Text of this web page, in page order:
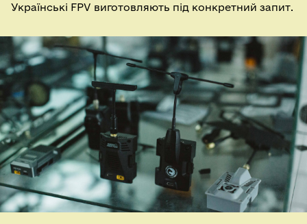
Українські FPV виготовляють під конкретний запит.